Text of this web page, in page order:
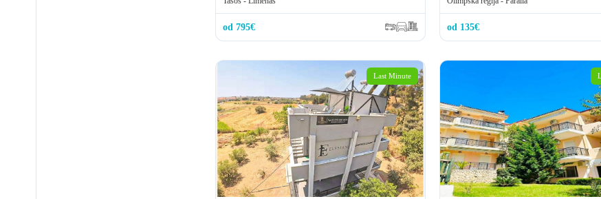
od 795€ od 135€
Last Minute